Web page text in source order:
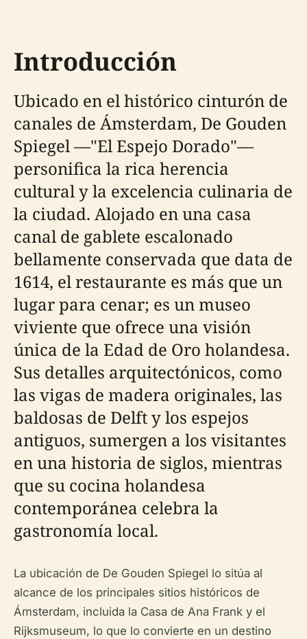
Introducción
Ubicado en el histórico cinturón de
canales de Ámsterdam, De Gouden
Spiegel —"El Espejo Dorado"—
personifica la rica herencia
cultural y la excelencia culinaria de
la ciudad. Alojado en una casa
canal de gablete escalonado
bellamente conservada que data de
1614, el restaurante es más que un
lugar para cenar; es un museo
viviente que ofrece una visión
única de la Edad de Oro holandesa.
Sus detalles arquitectónicos, como
las vigas de madera originales, las
baldosas de Delft y los espejos
antiguos, sumergen a los visitantes
en una historia de siglos, mientras
que su cocina holandesa
contemporánea celebra la
gastronomía local.
La ubicación de De Gouden Spiegel lo sitúa al
alcance de los principales sitios históricos de
Ámsterdam, incluida la Casa de Ana Frank y el
Rijksmuseum, lo que lo convierte en un destino